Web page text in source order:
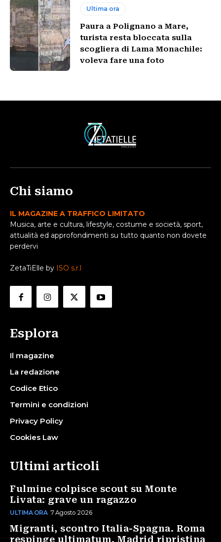
Ultima ora
Paura a Polignano a Mare,
turista resta bloccata sulla
scogliera di Lama Monachile:
voleva fare una foto
Chi siamo
IL MAGAZINE A TRAFFICO LIMITATO
Musica, arte e cultura, lifestyle, costume e società, sport,
attualità ed approfondimenti su tutto quanto non dovete
perdervi
ZetaTiElle by ISO s.r.l
Esplora
Il magazine
La redazione
Codice Etico
Termini e condizioni
Privacy Policy
Cookies Law
Ultimi articoli
Fulmine colpisce scout su Monte
Livata: grave un ragazzo
ULTIMA ORA 7 Agosto 2026
Migranti, scontro Italia-Spagna. Roma
respinge ultimatum, Madrid ripristina